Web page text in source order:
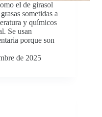
el de girasol
sometidas a
y químicos
Se usan
porque son
de 2025